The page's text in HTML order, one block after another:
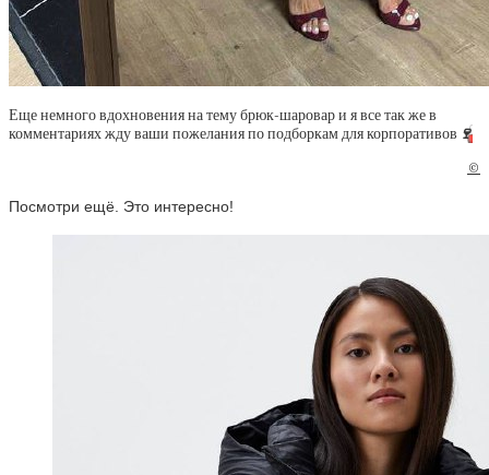
Еще немного вдохновения на тему брюк-шаровар и я все так же в
комментариях жду ваши пожелания по подборкам для корпоративов 🍷
©
Посмотри ещё. Это интересно!